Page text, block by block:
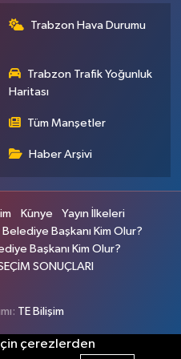
Trabzon Hava Durumu
Trabzon Trafik Yoğunluk
Haritası
Tüm Manşetler
Haber Arşivi
Künye
Yayın İlkeleri
Başkanı Kim Olur?
Başkanı Kim Olur?
SONUÇLARI
TE Bilişim
çerezlerden